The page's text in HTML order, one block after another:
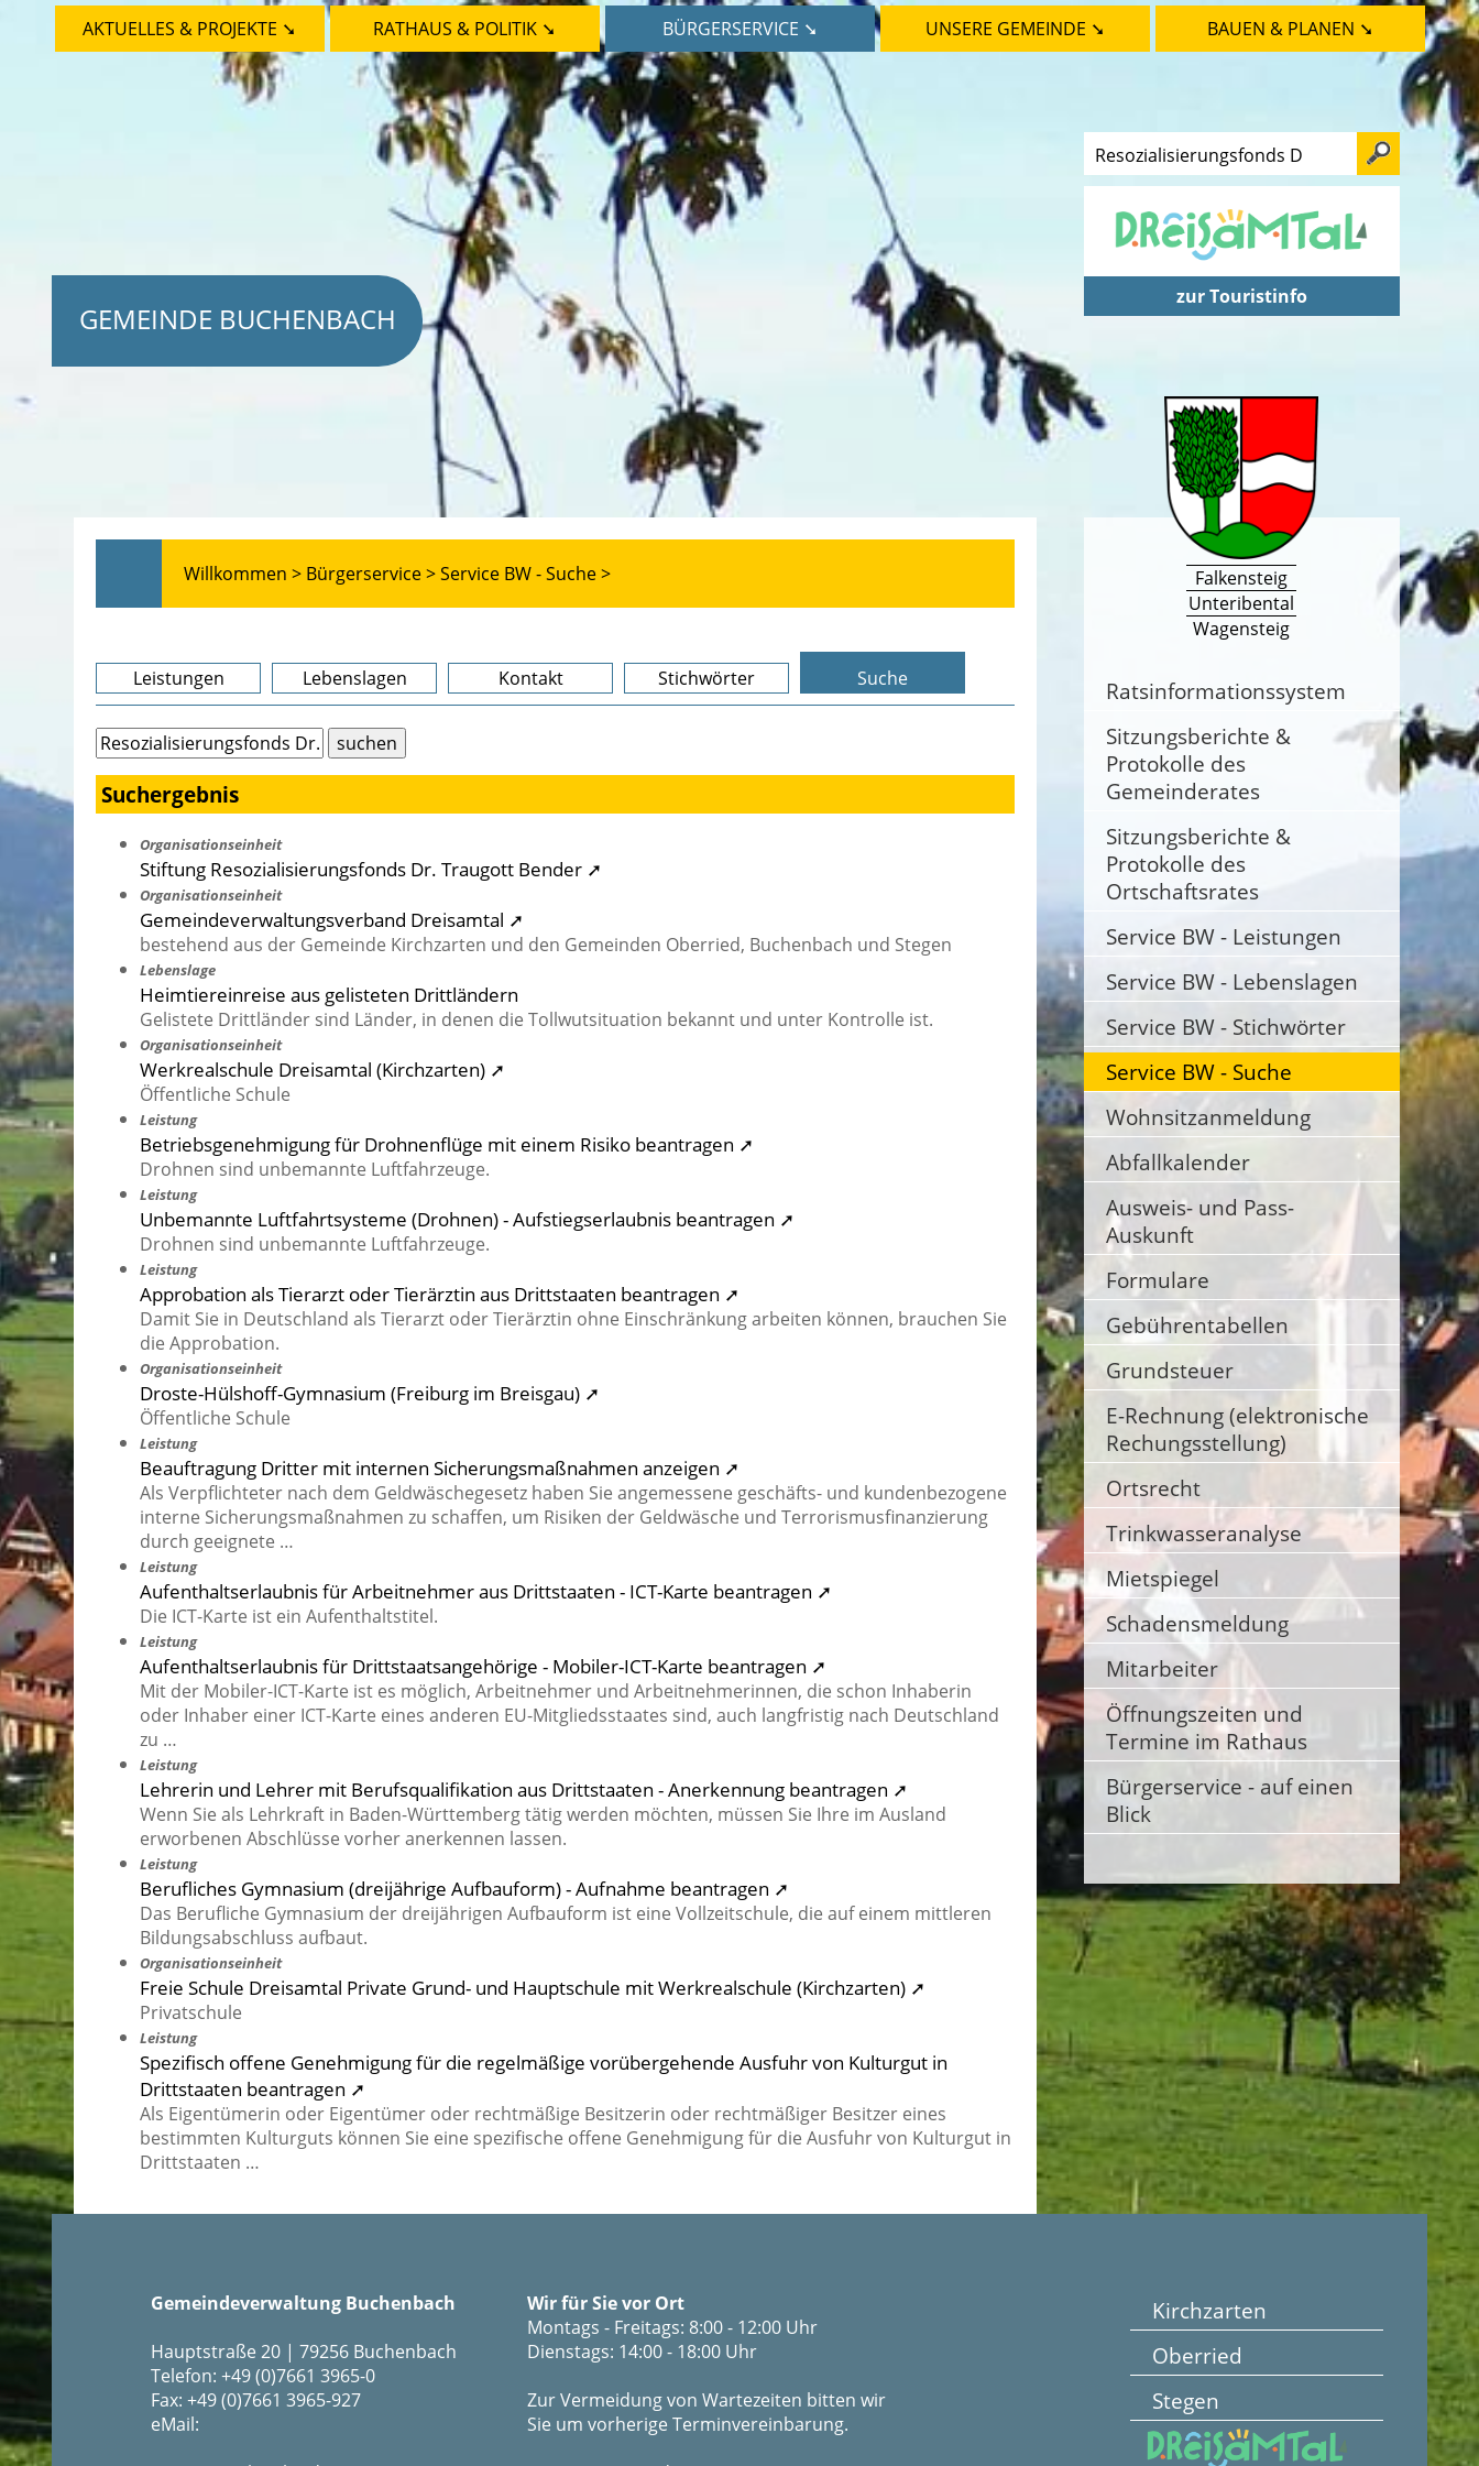
GEMEINDE BUCHENBACH
AKTUELLES & PROJEKTE ➘ RATHAUS & POLITIK ➘ BÜRGERSERVICE ➘ UNSERE GEMEINDE ➘ BAUEN & PLANEN ➘
zur Touristinfo
Willkommen > Bürgerservice >Service BW - Suche >
Leistungen Lebenslagen Kontakt Stichwörter Suche
Suchergebnis
Organisationseinheit
Stiftung Resozialisierungsfonds Dr. Traugott Bender ➚
Organisationseinheit
Gemeindeverwaltungsverband Dreisamtal ➚
bestehend aus der Gemeinde Kirchzarten und den Gemeinden Oberried, Buchenbach und Stegen
Lebenslage
Heimtiereinreise aus gelisteten Drittländern
Gelistete Drittländer sind Länder, in denen die Tollwutsituation bekannt und unter Kontrolle ist.
Organisationseinheit
Werkrealschule Dreisamtal (Kirchzarten) ➚
Öffentliche Schule
Leistung
Betriebsgenehmigung für Drohnenflüge mit einem Risiko beantragen ➚
Drohnen sind unbemannte Luftfahrzeuge.
Leistung
Unbemannte Luftfahrtsysteme (Drohnen) - Aufstiegserlaubnis beantragen ➚
Drohnen sind unbemannte Luftfahrzeuge.
Leistung
Approbation als Tierarzt oder Tierärztin aus Drittstaaten beantragen ➚
Damit Sie in Deutschland als Tierarzt oder Tierärztin ohne Einschränkung arbeiten können, brauchen Sie
die Approbation.
Organisationseinheit
Droste-Hülshoff-Gymnasium (Freiburg im Breisgau) ➚
Öffentliche Schule
Leistung
Beauftragung Dritter mit internen Sicherungsmaßnahmen anzeigen ➚
Als Verpflichteter nach dem Geldwäschegesetz haben Sie angemessene geschäfts- und kundenbezogene
interne Sicherungsmaßnahmen zu schaffen, um Risiken der Geldwäsche und Terrorismusfinanzierung
durch geeignete …
Leistung
Aufenthaltserlaubnis für Arbeitnehmer aus Drittstaaten - ICT-Karte beantragen ➚
Die ICT-Karte ist ein Aufenthaltstitel.
Leistung
Aufenthaltserlaubnis für Drittstaatsangehörige - Mobiler-ICT-Karte beantragen ➚
Mit der Mobiler-ICT-Karte ist es möglich, Arbeitnehmer und Arbeitnehmerinnen, die schon Inhaberin
oder Inhaber einer ICT-Karte eines anderen EU-Mitgliedsstaates sind, auch langfristig nach Deutschland
zu …
Leistung
Lehrerin und Lehrer mit Berufsqualifikation aus Drittstaaten - Anerkennung beantragen ➚
Wenn Sie als Lehrkraft in Baden-Württemberg tätig werden möchten, müssen Sie Ihre im Ausland
erworbenen Abschlüsse vorher anerkennen lassen.
Leistung
Berufliches Gymnasium (dreijährige Aufbauform) - Aufnahme beantragen ➚
Das Berufliche Gymnasium der dreijährigen Aufbauform ist eine Vollzeitschule, die auf einem mittleren
Bildungsabschluss aufbaut.
Organisationseinheit
Freie Schule Dreisamtal Private Grund- und Hauptschule mit Werkrealschule (Kirchzarten) ➚
Privatschule
Leistung
Spezifisch offene Genehmigung für die regelmäßige vorübergehende Ausfuhr von Kulturgut in
Drittstaaten beantragen ➚
Als Eigentümerin oder Eigentümer oder rechtmäßige Besitzerin oder rechtmäßiger Besitzer eines
bestimmten Kulturguts können Sie eine spezifische offene Genehmigung für die Ausfuhr von Kulturgut in
Drittstaaten …
Falkensteig
Unteribental
Wagensteig
Ratsinformationssystem
Sitzungsberichte &
Protokolle des
Gemeinderates
Sitzungsberichte &
Protokolle des
Ortschaftsrates
Service BW - Leistungen
Service BW - Lebenslagen
Service BW - Stichwörter
Service BW - Suche
Wohnsitzanmeldung
Abfallkalender
Ausweis- und Pass-
Auskunft
Formulare
Gebührentabellen
Grundsteuer
E-Rechnung (elektronische
Rechungsstellung)
Ortsrecht
Trinkwasseranalyse
Mietspiegel
Schadensmeldung
Mitarbeiter
Öffnungszeiten und
Termine im Rathaus
Bürgerservice - auf einen
Blick
Gemeindeverwaltung Buchenbach
Hauptstraße 20 | 79256 Buchenbach
Telefon: +49 (0)7661 3965-0
Fax: +49 (0)7661 3965-927
eMail:
Wir für Sie vor Ort
Montags - Freitags: 8:00 - 12:00 Uhr
Dienstags: 14:00 - 18:00 Uhr
Zur Vermeidung von Wartezeiten bitten wir
Sie um vorherige Terminvereinbarung.
Kirchzarten
Oberried
Stegen